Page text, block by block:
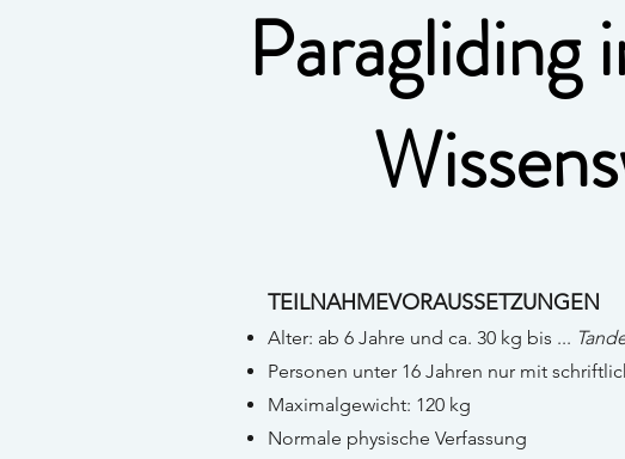
Paragliding
TEILNAHMEVORAUSSETZUNGEN
Alter: ab 6 Jahre und ca. 30 kg bis ...
Personen unter 16 Jahren nur mit
Maximalgewicht: 120 kg
Normale physische Verfassung